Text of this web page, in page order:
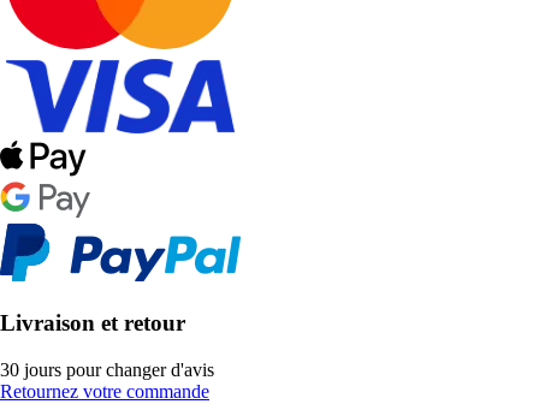
Livraison et retour
30 jours pour changer d'avis
Retournez votre commande